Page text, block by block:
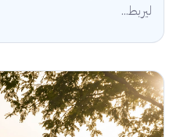
ليربط...